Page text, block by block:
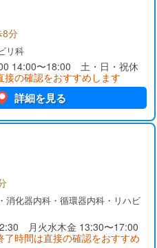
8分
リ科
14:00〜18:00 土・日・祝休
接の確認をおすすめします
詳細を見る
消化器内科・循環器内科・リハビ
月火水木金 13:30〜17:00
了時間は直接の確認をおすすめ